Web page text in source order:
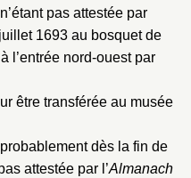
pas attestée par
1693 au bosquet de
l’entrée nord-ouest par
être transférée au musée
dès la fin de
attestée par l’Almanach